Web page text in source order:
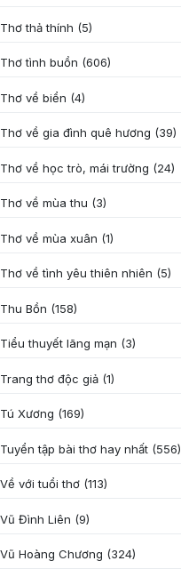
Thơ thả thính (5)
Thơ tình buồn (606)
Thơ về biển (4)
Thơ về gia đình quê hương (39)
Thơ về học trò, mái trường (24)
Thơ về mùa thu (3)
Thơ về mùa xuân (1)
Thơ về tình yêu thiên nhiên (5)
Thu Bồn (158)
Tiểu thuyết lãng mạn (3)
Trang thơ độc giả (1)
Tú Xương (169)
Tuyển tập bài thơ hay nhất (556)
Về với tuổi thơ (113)
Vũ Đình Liên (9)
Vũ Hoàng Chương (324)